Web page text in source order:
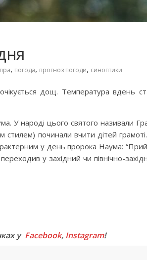
, погода, прогноз погоди, синоптики
дощ. Температура вдень
У народі цього святого називали
починали вчити дітей
у день пророка Наума:
у західний чи північно-
у Facebook, Instagram!